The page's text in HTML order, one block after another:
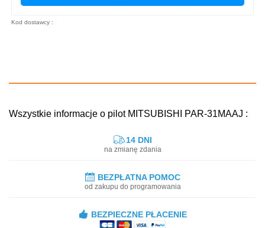
Kod dostawcy :
Wszystkie informacje o pilot MITSUBISHI PAR-31MAAJ :
14 DNI
na zmianę zdania
BEZPŁATNA POMOC
od zakupu do programowania
BEZPIECZNE PŁACENIE